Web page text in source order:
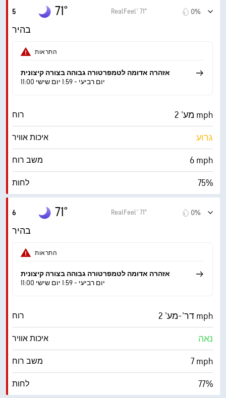
5 71° RealFeel® 71° 0%
בהיר
התראות
אזהרה אדומה לטמפרטורה גבוהה בצורה קיצונית
11:00 יום רביעי - 1:59 יום שישי
רוח מע' 2 mph
איכות אוויר גרוע
משב רוח 6 mph
לחות 75%
AccuLumen Brightness Index™
כיסוי עננים
ראות 10 מייל
6 71° RealFeel® 71° 0%
בהיר
התראות
אזהרה אדומה לטמפרטורה גבוהה בצורה קיצונית
11:00 יום רביעי - 1:59 יום שישי
רוח דר'-מע' 2 mph
איכות אוויר נאה
משב רוח 7 mph
לחות 77%